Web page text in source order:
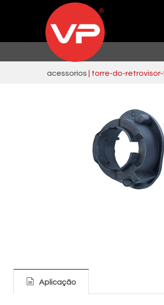
acessorios | torre-do-
Aplicação